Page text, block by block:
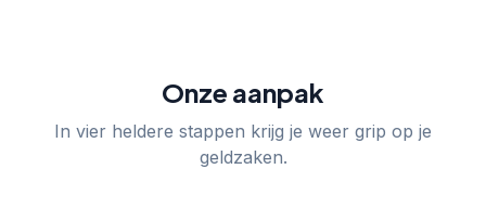
Onze aanpak
In vier heldere stappen krijg je weer grip op je
geldzaken.